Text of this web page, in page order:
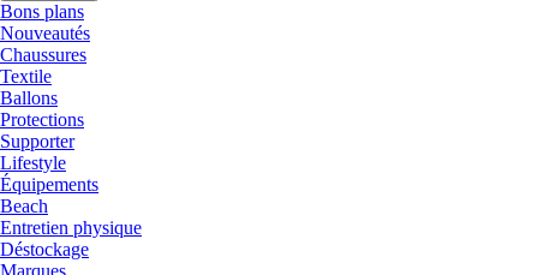
Bons plans
Nouveautés
Chaussures
Textile
Ballons
Protections
Supporter
Lifestyle
Équipements
Beach
Entretien physique
Déstockage